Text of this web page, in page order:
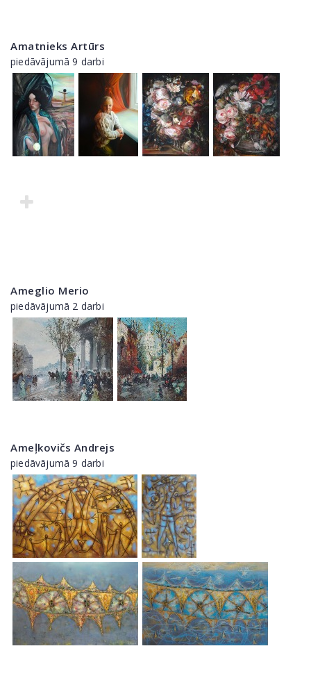
Amatnieks Artūrs
piedāvājumā 9 darbi
Ameglio Merio
piedāvājumā 2 darbi
Ameļkovičs Andrejs
piedāvājumā 9 darbi